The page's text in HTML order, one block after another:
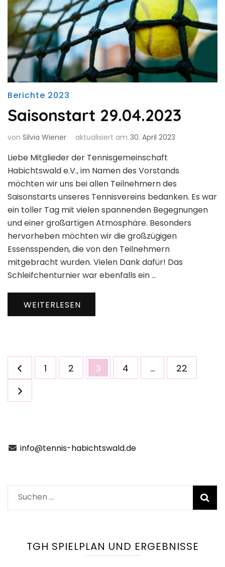
Berichte 2023
Saisonstart 29.04.2023
von Silvia Wiener aktualisiert am 30. April 2023
Liebe Mitglieder der Tennisgemeinschaft
Habichtswald e.V., im Namen des Vorstands
möchten wir uns bei allen Teilnehmern des
Saisonstarts unseres Tennisvereins bedanken. Es war
ein toller Tag mit vielen spannenden Begegnungen
und einer großartigen Atmosphäre. Besonders
hervorheben möchten wir die großzügigen
Essensspenden, die von den Teilnehmern
mitgebracht wurden. Vielen Dank dafür! Das
Schleifchenturnier war ebenfalls ein …
WEITERLESEN
Seitennummerierung
der
Beiträge
Seite
1 Seite
2 Seite
3 Seite
4 … Seite
22
info@tennis-habichtswald.de
Suchen
nach:
TGH SPIELPLAN UND ERGEBNISSE